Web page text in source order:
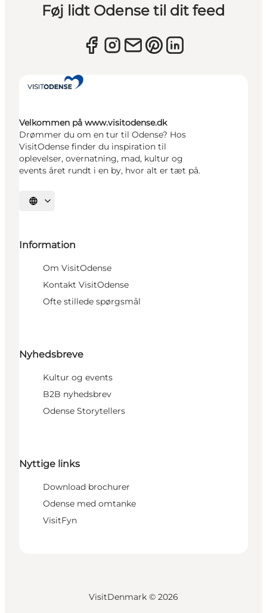
Føj lidt Odense til dit feed
Velkommen på www.visitodense.dk
Drømmer du om en tur til Odense? Hos
VisitOdense finder du inspiration til
oplevelser, overnatning, mad, kultur og
events året rundt i en by, hvor alt er tæt på.
Vælg sprog
Information
Om VisitOdense
Kontakt VisitOdense
Ofte stillede spørgsmål
Nyhedsbreve
Kultur og events
B2B nyhedsbrev
Odense Storytellers
Nyttige links
Download brochurer
Odense med omtanke
VisitFyn
VisitDenmark © 2026